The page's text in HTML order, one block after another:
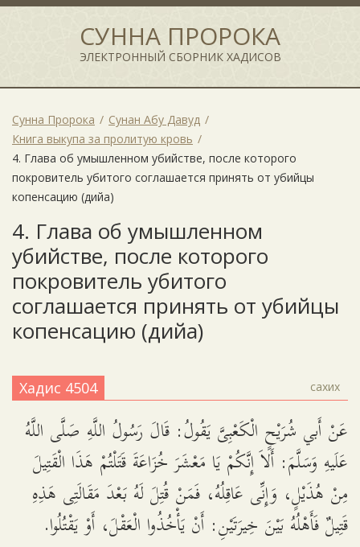
СУННА ПРОРОКА
ЭЛЕКТРОННЫЙ СБОРНИК ХАДИСОВ
Сунна Пророка
Сунан Абу Давуд
Книга выкупа за пролитую кровь
4. Глава об умышленном убийстве, после которого
покровитель убитого соглашается принять от убийцы
копенсацию (дийа)
4. Глава об умышленном
убийстве, после которого
покровитель убитого
соглашается принять от убийцы
копенсацию (дийа)
Хадис 4504 сахих
عَنْ أَبي شُرَيْحٍ الْكَعْبِىَّ يَقُولُ: قَالَ رَسُولُ اللَّهِ صَلَّى اللَّهُ
عَلَيهِ وَسَلَّمَ: أَلاَ إِنَّكُمْ يَا مَعْشَرَ خُزَاعَةَ قَتَلْتُمْ هَذَا الْقَتِيلَ
مِنْ هُذَيْلٍ، وَإِنِّى عَاقِلُهُ، فَمَنْ قُتِلَ لَهُ بَعْدَ مَقَالَتِى هَذِهِ
قَتِيلٌ فَأَهْلُهُ بَيْنَ خِيرَتَيْنِ: أَنْ يَأْخُذُوا الْعَقْلَ، أَوْ يَقْتُلُوا.